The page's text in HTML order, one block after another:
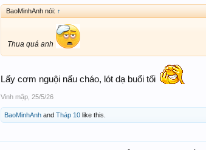
BaoMinhAnh nói: ↑
Thua quá anh
Lấy cơm nguội nấu cháo, lót dạ buổi tối
Vinh mập 25/5/26
BaoMinhAnh and Tháp 10 like this.